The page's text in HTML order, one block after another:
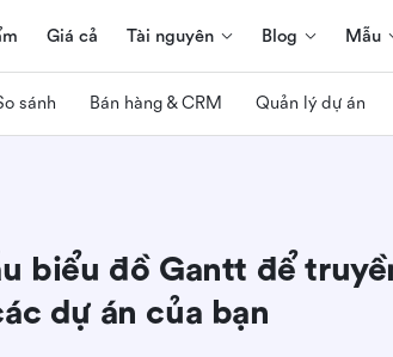
Giá cả Tài nguyên Blog Mẫu
sánh Bán hàng & CRM Quản lý dự án
biểu đồ Gantt để
dự án của bạn